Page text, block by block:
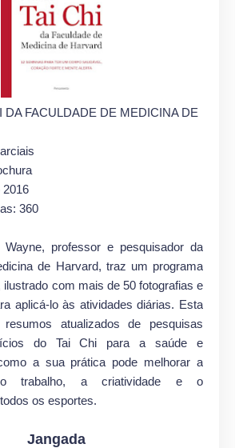
DA FACULDADE DE MEDICINA DE
2016
360
professor e pesquisador da
de Harvard, traz um programa
ilustrado com mais de 50 fotografias e
aplicá-lo às atividades diárias. Esta
atualizados de pesquisas
do Tai Chi para a saúde e
a sua prática pode melhorar a
no trabalho, a criatividade e o
os esportes.
Jangada